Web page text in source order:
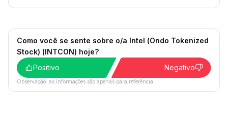
Como você se sente sobre o/a Intel (Ondo Tokenized
Stock) (INTCON) hoje?
Positivo
Negativo
Observação: as informações são apenas para referência.